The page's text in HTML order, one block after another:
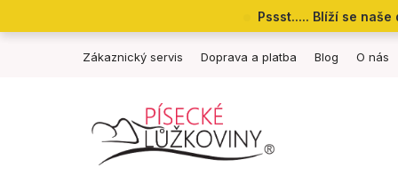
Pssst..... Blíží se
Zákaznický servis Doprava a platba Blog O nás